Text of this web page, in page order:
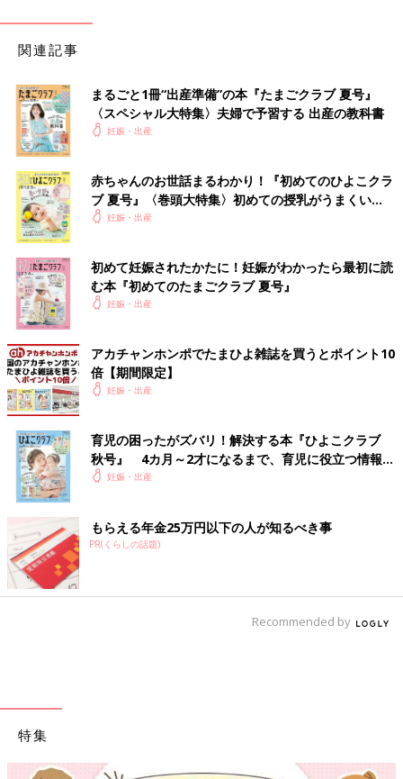
関連記事
まるごと1冊“出産準備”の本『たまごクラブ 夏号』
〈スペシャル大特集〉夫婦で予習する 出産の教科書
妊娠・出産
赤ちゃんのお世話まるわかり！『初めてのひよこクラ
ブ 夏号』〈巻頭大特集〉初めての授乳がうまくい
く！ おっぱい・ミルクの基本と夏のトラブル 解決テ
妊娠・出産
初めて妊娠されたかたに！妊娠がわかったら最初に読
む本『初めてのたまごクラブ 夏号』
妊娠・出産
アカチャンホンポでたまひよ雑誌を買うとポイント10
倍【期間限定】
妊娠・出産
育児の困ったがズバリ！解決する本『ひよこクラブ
秋号』 4カ月～2才になるまで、育児に役立つ情報が
いっぱい！
妊娠・出産
もらえる年金25万円以下の人が知るべき事
PR(くらしの話題)
Recommended by
特集